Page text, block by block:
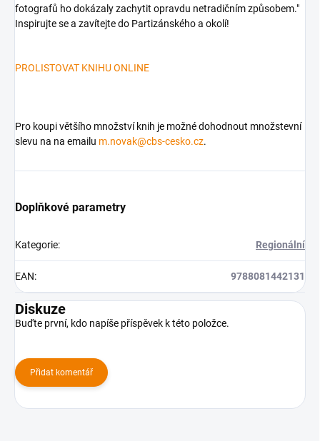
fotografů ho dokázaly zachytit opravdu netradičním způsobem."
Inspirujte se a zavítejte do Partizánského a okolí!
PROLISTOVAT KNIHU ONLINE
Pro koupi většího množství knih je možné dohodnout množstevní
slevu na na emailu m.novak@cbs-cesko.cz.
Doplňkové parametry
Kategorie: Regionální
EAN: 9788081442131
Diskuze
Buďte první, kdo napíše příspěvek k této položce.
Přidat komentář